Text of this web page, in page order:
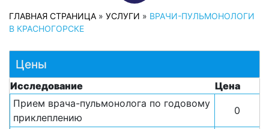
ГЛАВНАЯ СТРАНИЦА » УСЛУГИ » ВРАЧИ-ПУЛЬМОНОЛОГИ
В КРАСНОГОРСКЕ
Цены
Исследование
Цена
Прием врача-пульмонолога по годовому
приклеплению
0